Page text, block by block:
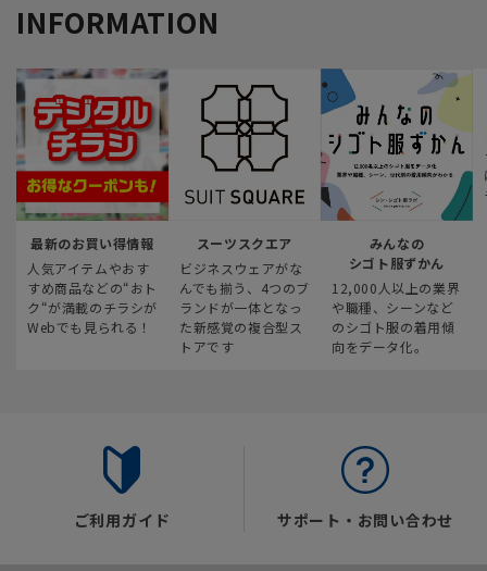
INFORMATION
最新のお買い得情報
人気アイテムやおす
すめ商品などの“おト
ク“が満載のチラシが
Webでも見られる！
スーツスクエア
ビジネスウェアがな
んでも揃う、4つのブ
ランドが一体となっ
た新感覚の複合型ス
トアです
みんなの
シゴト服ずかん
12,000人以上の業界
や職種、シーンなど
のシゴト服の着用傾
向をデータ化。
ご利用ガイド サポート・お問い合わせ